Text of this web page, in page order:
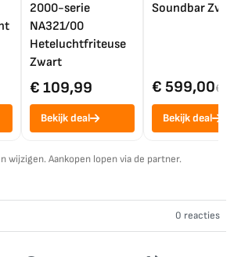
2000-serie
NA321/00
Heteluchtfriteuse
Zwart
€ 109,99
Bekijk deal
Soundbar
€ 599,00€
Bekijk deal
wijzigen. Aankopen lopen via de partner.
0 reacties